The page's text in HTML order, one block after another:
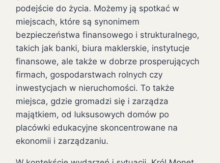
podejście do życia. Możemy ją spotkać w
miejscach, które są synonimem
bezpieczeństwa finansowego i strukturalnego,
takich jak banki, biura maklerskie, instytucje
finansowe, ale także w dobrze prosperujących
firmach, gospodarstwach rolnych czy
inwestycjach w nieruchomości. To także
miejsca, gdzie gromadzi się i zarządza
majątkiem, od luksusowych domów po
placówki edukacyjne skoncentrowane na
ekonomii i zarządzaniu.